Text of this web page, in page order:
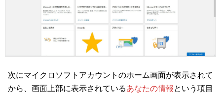
次にマイクロソフトアカウントのホーム画面が表示されて
から、画面上部に表示されているあなたの情報 という項目